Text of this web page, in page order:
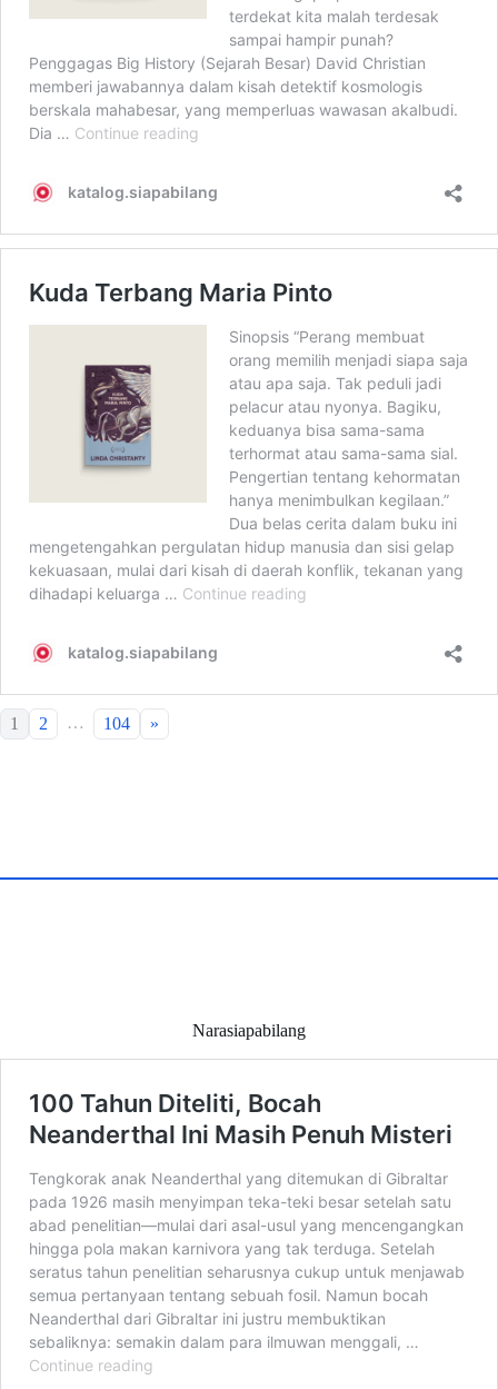
1 2 … 104 »
Narasiapabilang